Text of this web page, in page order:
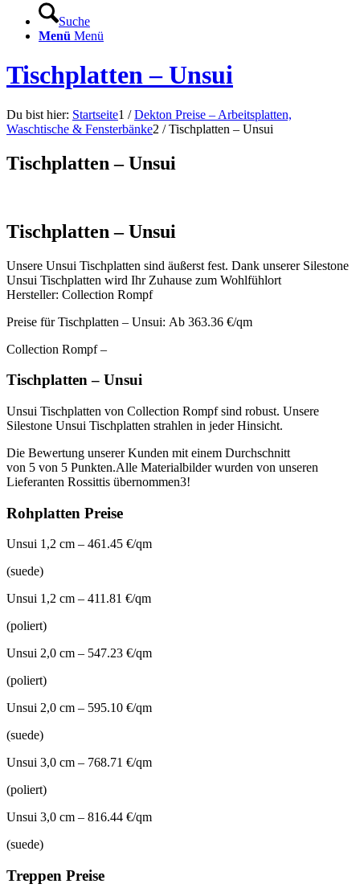
Suche
Menü Menü
Tischplatten – Unsui
Du bist hier: Startseite1 / Dekton Preise – Arbeitsplatten,
Waschtische & Fensterbänke2 / Tischplatten – Unsui
Tischplatten – Unsui
Tischplatten – Unsui
Unsere Unsui Tischplatten sind äußerst fest. Dank unserer Silestone
Unsui Tischplatten wird Ihr Zuhause zum Wohlfühlort
Hersteller: Collection Rompf
Preise für Tischplatten – Unsui: Ab 363.36 €/qm
Collection Rompf –
Tischplatten – Unsui
Unsui Tischplatten von Collection Rompf sind robust. Unsere
Silestone Unsui Tischplatten strahlen in jeder Hinsicht.
Die Bewertung unserer Kunden mit einem Durchschnitt
von 5 von 5 Punkten.Alle Materialbilder wurden von unseren
Lieferanten Rossittis übernommen3!
Rohplatten Preise
Unsui 1,2 cm – 461.45 €/qm
(suede)
Unsui 1,2 cm – 411.81 €/qm
(poliert)
Unsui 2,0 cm – 547.23 €/qm
(poliert)
Unsui 2,0 cm – 595.10 €/qm
(suede)
Unsui 3,0 cm – 768.71 €/qm
(poliert)
Unsui 3,0 cm – 816.44 €/qm
(suede)
Treppen Preise